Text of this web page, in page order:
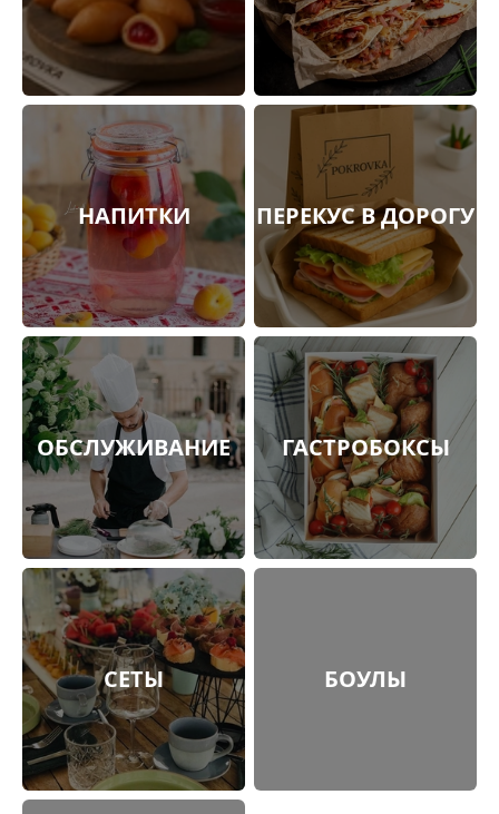
НАПИТКИ ПЕРЕКУС В ДОРОГУ
ОБСЛУЖИВАНИЕ ГАСТРОБОКСЫ
СЕТЫ БОУЛЫ